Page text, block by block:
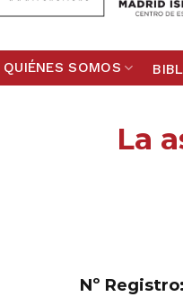
QUIÉNES SOMOS
La
Nº Registro: